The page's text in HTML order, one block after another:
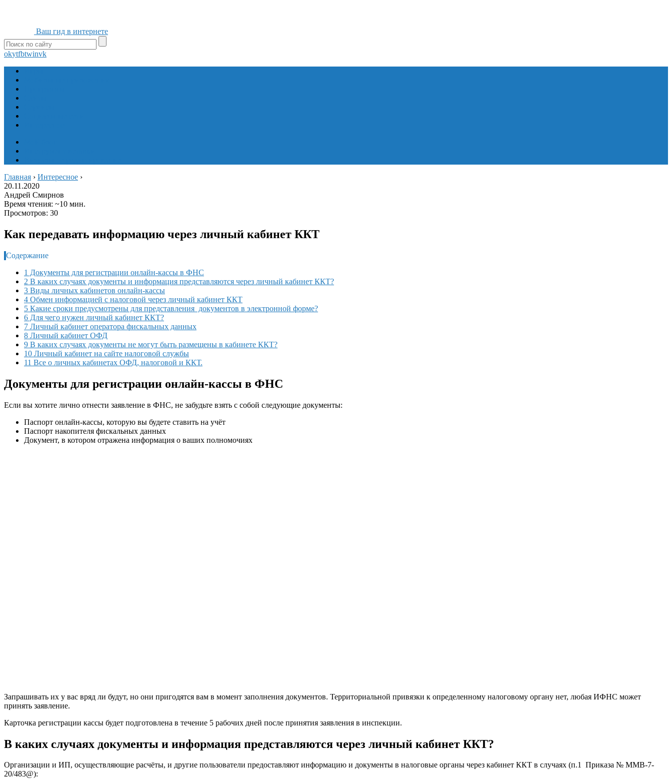
Ваш гид в интернете
okytfbtwinvk
Главная › Интересное ›
20.11.2020
Андрей Смирнов
Время чтения: ~10 мин.
Просмотров: 30
Как передавать информацию через личный кабинет ККТ
Содержание
1 Документы для регистрации онлайн-кассы в ФНС
2 В каких случаях документы и информация представляются через личный кабинет ККТ?
3 Виды личных кабинетов онлайн-кассы
4 Обмен информацией с налоговой через личный кабинет ККТ
5 Какие сроки предусмотрены для представления документов в электронной форме?
6 Для чего нужен личный кабинет ККТ?
7 Личный кабинет оператора фискальных данных
8 Личный кабинет ОФД
9 В каких случаях документы не могут быть размещены в кабинете ККТ?
10 Личный кабинет на сайте налоговой службы
11 Все о личных кабинетах ОФД, налоговой и ККТ.
Документы для регистрации онлайн-кассы в ФНС
Если вы хотите лично отнести заявление в ФНС, не забудьте взять с собой следующие документы:
Паспорт онлайн-кассы, которую вы будете ставить на учёт
Паспорт накопителя фискальных данных
Документ, в котором отражена информация о ваших полномочиях
Запрашивать их у вас вряд ли будут, но они пригодятся вам в момент заполнения документов. Территориальной привязки к определенному налоговому органу нет, любая ИФНС может
принять заявление.
Карточка регистрации кассы будет подготовлена в течение 5 рабочих дней после принятия заявления в инспекции.
В каких случаях документы и информация представляются через личный кабинет ККТ?
Организации и ИП, осуществляющие расчёты, и другие пользователи предоставляют информацию и документы в налоговые органы через кабинет ККТ в случаях (п.1 Приказа № ММВ-7-
20/483@):